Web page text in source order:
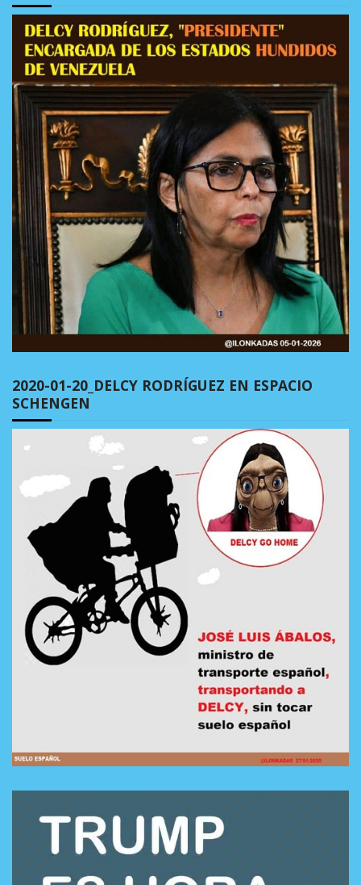
2020-01-20_DELCY RODRÍGUEZ EN ESPACIO
SCHENGEN